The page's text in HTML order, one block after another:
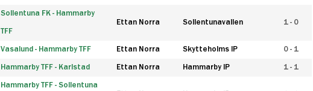
Sollentuna FK - Hammarby
TFF
Ettan Norra Sollentunavallen 1 - 0
Vasalund - Hammarby TFF Ettan Norra Skytteholms IP 0 - 1
Hammarby TFF - Karlstad Ettan Norra Hammarby IP 1 - 1
Hammarby TFF - Sollentuna